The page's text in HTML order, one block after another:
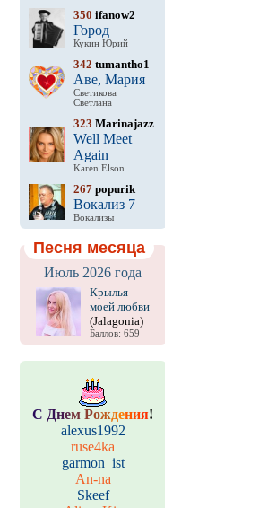
350 ifanow2
Город
Кукин Юрий
342 tumantho1
Аве, Мария
Светикова
Светлана
323 Marinajazz
Well Meet
Again
Karen Elson
267popurik
Вокализ 7
Вокализы
Песня месяца
Июль 2026 года
Крылья
моей любви
(Jalagonia)
Баллов: 659
С Днем Рождения!
alexus1992
ruse4ka
garmon_ist
An-na
Skeef